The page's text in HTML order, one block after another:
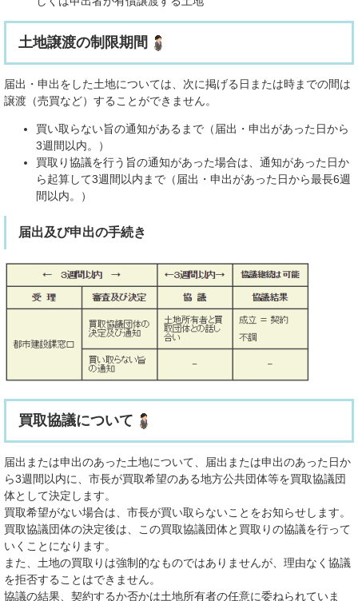
土地譲渡の制限期間
届出・申出をした土地については、次に掲げる日または時までの間は
譲渡（売買など）することができません。
買い取らない旨の通知があるまで（届出・申出があった日から
3週間以内。）
買取り協議を行う旨の通知があった場合は、通知があった日か
ら起算して3週間以内まで（届出・申出があった日から最長6週
間以内。）
届出及び申出の手続き
買取協議について
届出または申出のあった土地について、届出または申出のあった日か
ら3週間以内に、市長が買取希望のある地方公共団体等を買取協議団
体として決定します。
買取希望がない場合は、市長が買い取らないことをお知らせします。
買取協議団体の決定後は、この買取協議団体と買取りの協議を行って
いくことになります。
また、土地の買取りは強制的なものではありませんが、理由なく協議
を拒否することはできません。
協議の結果、契約するか否かは土地所有者の任意に委ねられていま